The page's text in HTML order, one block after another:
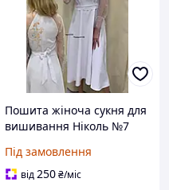
Пошита жіноча сукня для
вишивання Ніколь №7
Під замовлення
від250₴/міс